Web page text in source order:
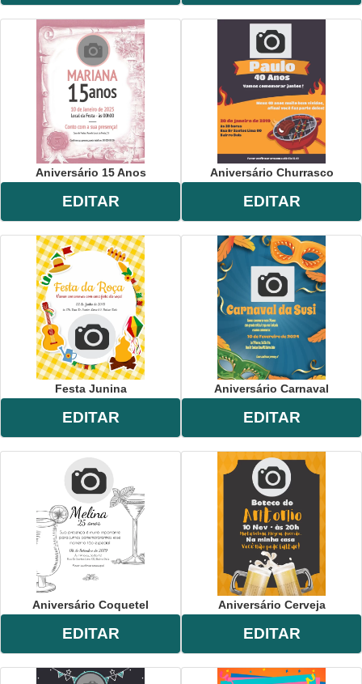
Aniversário 15 Anos
EDITAR
Aniversário Churrasco
EDITAR
Festa Junina
EDITAR
Aniversário Carnaval
EDITAR
Aniversário Coquetel
EDITAR
Aniversário Cerveja
EDITAR